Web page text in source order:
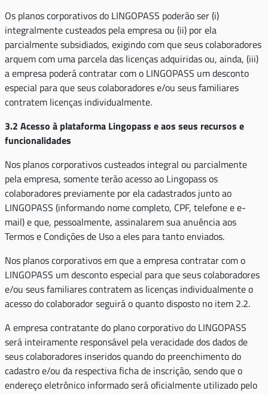
Os planos corporativos do LINGOPASS poderão ser (i)
integralmente custeados pela empresa ou (ii) por ela
parcialmente subsidiados, exigindo com que seus colaboradores
arquem com uma parcela das licenças adquiridas ou, ainda, (iii)
a empresa poderá contratar com o LINGOPASS um desconto
especial para que seus colaboradores e/ou seus familiares
contratem licenças individualmente.
3.2 Acesso à plataforma Lingopass e aos seus recursos e
funcionalidades
Nos planos corporativos custeados integral ou parcialmente
pela empresa, somente terão acesso ao Lingopass os
colaboradores previamente por ela cadastrados junto ao
LINGOPASS (informando nome completo, CPF, telefone e e-
mail) e que, pessoalmente, assinalarem sua anuência aos
Termos e Condições de Uso a eles para tanto enviados.
Nos planos corporativos em que a empresa contratar com o
LINGOPASS um desconto especial para que seus colaboradores
e/ou seus familiares contratem as licenças individualmente o
acesso do colaborador seguirá o quanto disposto no item 2.2.
A empresa contratante do plano corporativo do LINGOPASS
será inteiramente responsável pela veracidade dos dados de
seus colaboradores inseridos quando do preenchimento do
cadastro e/ou da respectiva ficha de inscrição, sendo que o
endereço eletrônico informado será oficialmente utilizado pelo